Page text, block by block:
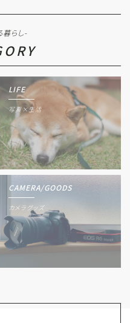
暮らし-
写真×生活
LIFE
カメラグッズ
CAMERA/GOODS